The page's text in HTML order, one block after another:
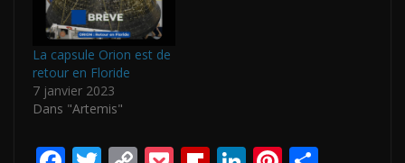
La capsule Orion est de
retour en Floride
7 janvier 2023
Dans "Artemis"